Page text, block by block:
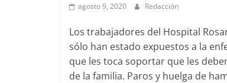
agosto 9, 2020 Redacción
Los trabajadores del Hospital
sólo han estado expuestos a la
que les toca soportar que les
de la familia. Paros y huelga de